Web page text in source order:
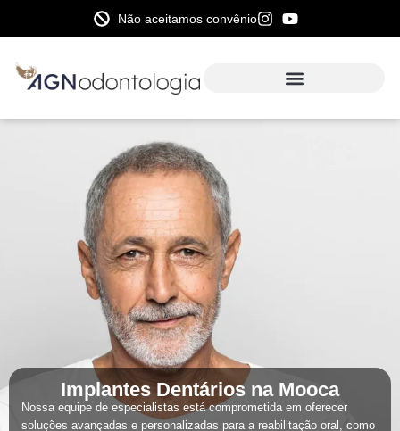
Não aceitamos convênio
Implantes Dentários na Mooca
Nossa equipe de especialistas está comprometida em oferecer
soluções avançadas e personalizadas para a reabilitação oral, como